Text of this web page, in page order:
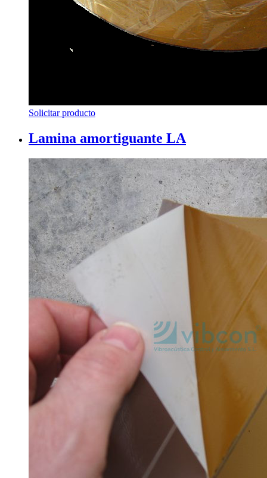
Solicitar producto
Lamina amortiguante LA